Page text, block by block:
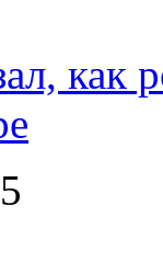
как